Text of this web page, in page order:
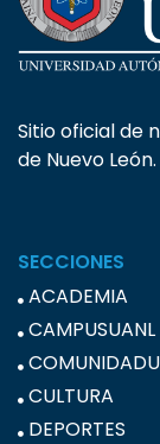
Sitio oficial de
de Nuevo León.
SECCIONES
ACADEMIA
CAMPUSUANL
CULTURA
DEPORTES